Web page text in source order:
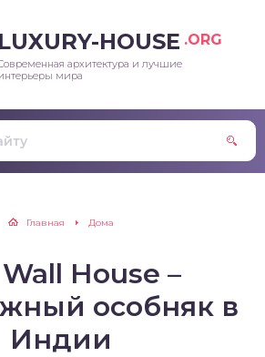
LUXURY-HOUSE .ORG
архитектура и лучшие
мира
Главная Дома
House –
особняк в
Индии